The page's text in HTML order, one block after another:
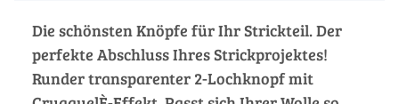
Die schönsten Knöpfe für Ihr Strickteil. Der
perfekte Abschluss Ihres Strickprojektes!
Runder transparenter 2-Lochknopf mit